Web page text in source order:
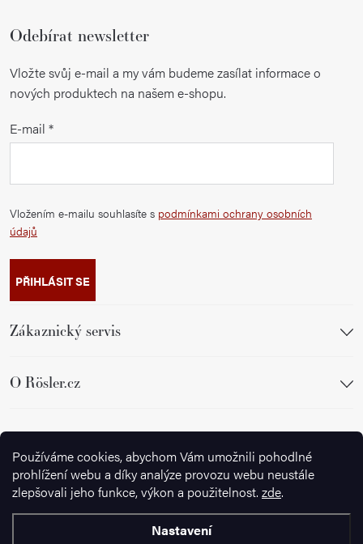
Používáme cookies, abychom Vám umožnili pohodlné
prohlížení webu a díky analýze provozu webu neustále
zlepšovali jeho funkce, výkon a použitelnost. zde.
Nastavení
Odebírat newsletter
Vložte svůj e-mail a my vám budeme zasílat informace o
nových produktech na našem e-shopu.
E-mail
Vložením e-mailu souhlasíte s podmínkami ochrany osobních
údajů
PŘIHLÁSIT SE
Zákaznický servis
O Rösler.cz
Sledujte nás